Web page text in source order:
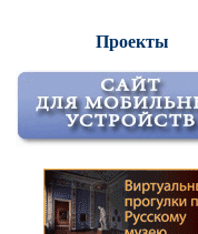
Проекты